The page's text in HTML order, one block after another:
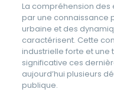
La compréhension des
par une connaissance
urbaine et des
caractérisent. Cette
industrielle forte et
significative ces
aujourd’hui plusieurs
publique.